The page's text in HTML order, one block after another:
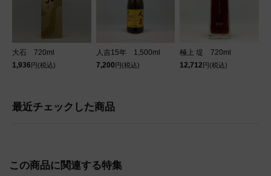
大石 720ml
1,936円(税込)
人吉15年 1,500ml
7,200円(税込)
極上 堤 720ml
12,712円(税込)
最近チェックした商品
この商品に関連する特集